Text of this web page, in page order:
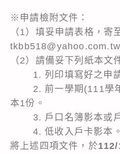
※申請檢附文件：
（1）填妥申請表格，寄
tkbb518@yahoo.com.tw
（2）請備妥下列紙本文
1. 列印填寫好之申請
2. 前一學期(111學年
本1份。
3. 戶口名簿影本或戶
4. 低收入戶卡影本。
將上述四項文件，於